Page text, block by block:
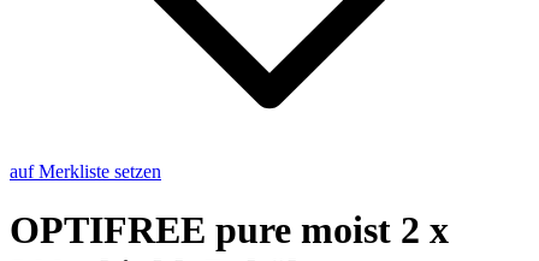
auf Merkliste setzen
OP­TI­FREE pure moist 2 x